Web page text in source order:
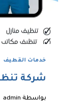
خدمات القطيف
شركة
بواسطة admin